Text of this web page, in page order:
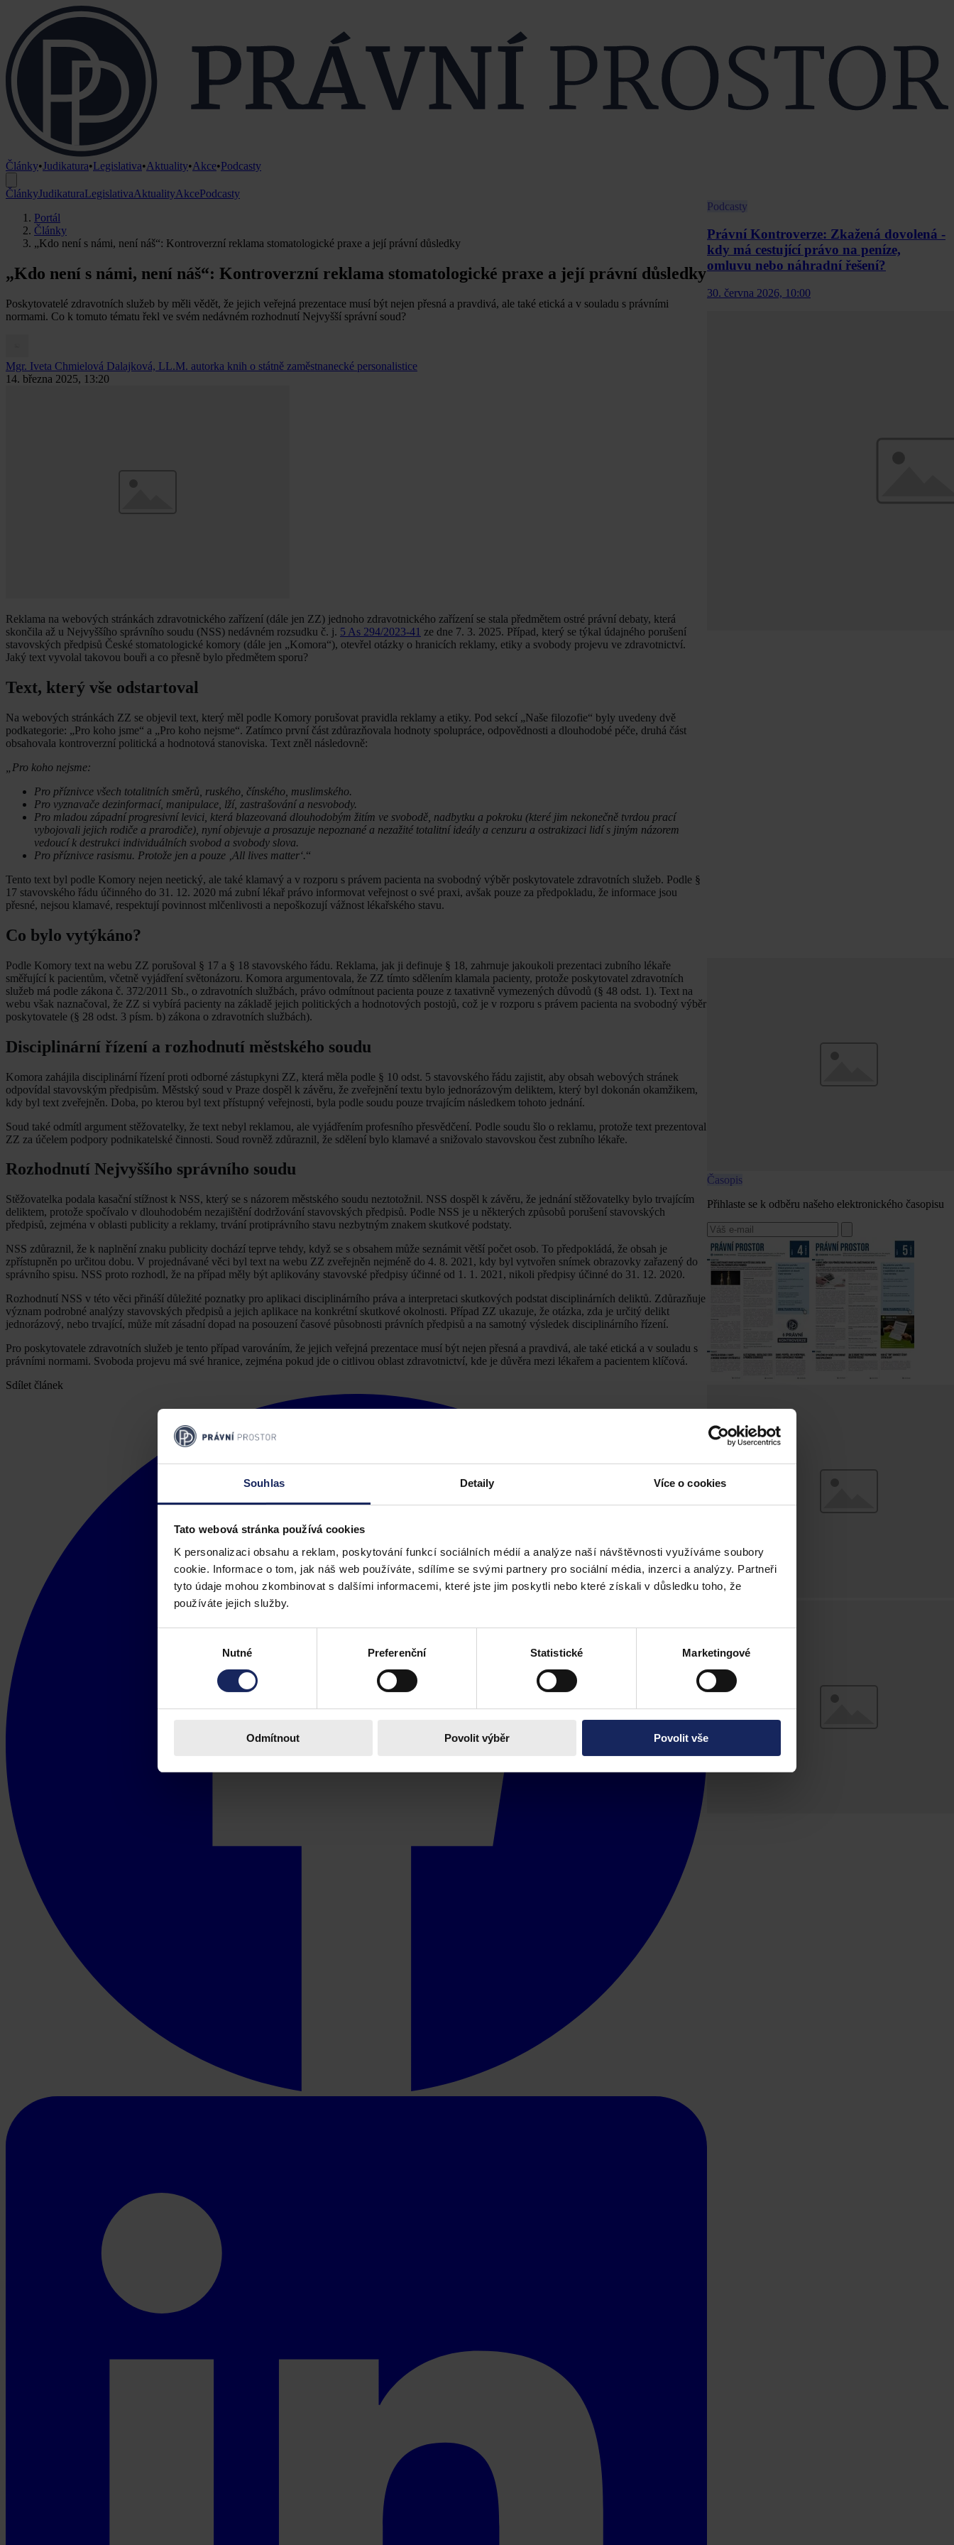
Souhlas Detaily Více o cookies
Tato webová stránka používá cookies
K personalizaci obsahu a reklam, poskytování funkcí sociálních médií a analýze naší návštěvnosti využíváme soubory
cookie. Informace o tom, jak náš web používáte, sdílíme se svými partnery pro sociální média, inzerci a analýzy. Partneři
tyto údaje mohou zkombinovat s dalšími informacemi, které jste jim poskytli nebo které získali v důsledku toho, že
používáte jejich služby.
Nutné Preferenční Statistické Marketingové
Odmítnout Povolit výběr Povolit vše
Články•Judikatura•Legislativa•Aktuality•Akce•Podcasty
ČlánkyJudikaturaLegislativaAktualityAkcePodcasty
Portál
Články
„Kdo není s námi, není náš“: Kontroverzní reklama stomatologické praxe a její právní důsledky
„Kdo není s námi, není náš“: Kontroverzní reklama stomatologické praxe a její právní důsledky
Poskytovatelé zdravotních služeb by měli vědět, že jejich veřejná prezentace musí být nejen přesná a pravdivá, ale také etická a v souladu s právními
normami. Co k tomuto tématu řekl ve svém nedávném rozhodnutí Nejvyšší správní soud?
Mgr. Iveta Chmielová Dalajková, LL.M. autorka knih o státně zaměstnanecké personalistice
14. března 2025, 13:20
Reklama na webových stránkách zdravotnického zařízení (dále jen ZZ) jednoho zdravotnického zařízení se stala předmětem ostré právní debaty, která
skončila až u Nejvyššího správního soudu (NSS) nedávném rozsudku č. j. 5 As 294/2023-41 ze dne 7. 3. 2025. Případ, který se týkal údajného porušení
stavovských předpisů České stomatologické komory (dále jen „Komora“), otevřel otázky o hranicích reklamy, etiky a svobody projevu ve zdravotnictví.
Jaký text vyvolal takovou bouři a co přesně bylo předmětem sporu?
Text, který vše odstartoval
Na webových stránkách ZZ se objevil text, který měl podle Komory porušovat pravidla reklamy a etiky. Pod sekcí „Naše filozofie“ byly uvedeny dvě
podkategorie: „Pro koho jsme“ a „Pro koho nejsme“. Zatímco první část zdůrazňovala hodnoty spolupráce, odpovědnosti a dlouhodobé péče, druhá část
obsahovala kontroverzní politická a hodnotová stanoviska. Text zněl následovně:
„Pro koho nejsme:
Pro příznivce všech totalitních směrů, ruského, čínského, muslimského.
Pro vyznavače dezinformací, manipulace, lží, zastrašování a nesvobody.
Pro mladou západní progresivní levici, která blazeovaná dlouhodobým žitím ve svobodě, nadbytku a pokroku (které jim nekonečně tvrdou prací
vybojovali jejich rodiče a prarodiče), nyní objevuje a prosazuje nepoznané a nezažité totalitní ideály a cenzuru a ostrakizaci lidí s jiným názorem
vedoucí k destrukci individuálních svobod a svobody slova.
Pro příznivce rasismu. Protože jen a pouze ‚All lives matter‘.“
Tento text byl podle Komory nejen neetický, ale také klamavý a v rozporu s právem pacienta na svobodný výběr poskytovatele zdravotních služeb. Podle §
17 stavovského řádu účinného do 31. 12. 2020 má zubní lékař právo informovat veřejnost o své praxi, avšak pouze za předpokladu, že informace jsou
přesné, nejsou klamavé, respektují povinnost mlčenlivosti a nepoškozují vážnost lékařského stavu.
Co bylo vytýkáno?
Podle Komory text na webu ZZ porušoval § 17 a § 18 stavovského řádu. Reklama, jak ji definuje § 18, zahrnuje jakoukoli prezentaci zubního lékaře
směřující k pacientům, včetně vyjádření světonázoru. Komora argumentovala, že ZZ tímto sdělením klamala pacienty, protože poskytovatel zdravotních
služeb má podle zákona č. 372/2011 Sb., o zdravotních službách, právo odmítnout pacienta pouze z taxativně vymezených důvodů (§ 48 odst. 1). Text na
webu však naznačoval, že ZZ si vybírá pacienty na základě jejich politických a hodnotových postojů, což je v rozporu s právem pacienta na svobodný výběr
poskytovatele (§ 28 odst. 3 písm. b) zákona o zdravotních službách).
Disciplinární řízení a rozhodnutí městského soudu
Komora zahájila disciplinární řízení proti odborné zástupkyni ZZ, která měla podle § 10 odst. 5 stavovského řádu zajistit, aby obsah webových stránek
odpovídal stavovským předpisům. Městský soud v Praze dospěl k závěru, že zveřejnění textu bylo jednorázovým deliktem, který byl dokonán okamžikem,
kdy byl text zveřejněn. Doba, po kterou byl text přístupný veřejnosti, byla podle soudu pouze trvajícím následkem tohoto jednání.
Soud také odmítl argument stěžovatelky, že text nebyl reklamou, ale vyjádřením profesního přesvědčení. Podle soudu šlo o reklamu, protože text prezentoval
ZZ za účelem podpory podnikatelské činnosti. Soud rovněž zdůraznil, že sdělení bylo klamavé a snižovalo stavovskou čest zubního lékaře.
Rozhodnutí Nejvyššího správního soudu
Stěžovatelka podala kasační stížnost k NSS, který se s názorem městského soudu neztotožnil. NSS dospěl k závěru, že jednání stěžovatelky bylo trvajícím
deliktem, protože spočívalo v dlouhodobém nezajištění dodržování stavovských předpisů. Podle NSS je u některých způsobů porušení stavovských
předpisů, zejména v oblasti publicity a reklamy, trvání protiprávního stavu nezbytným znakem skutkové podstaty.
NSS zdůraznil, že k naplnění znaku publicity dochází teprve tehdy, když se s obsahem může seznámit větší počet osob. To předpokládá, že obsah je
zpřístupněn po určitou dobu. V projednávané věci byl text na webu ZZ zveřejněn nejméně do 4. 8. 2021, kdy byl vytvořen snímek obrazovky zařazený do
správního spisu. NSS proto rozhodl, že na případ měly být aplikovány stavovské předpisy účinné od 1. 1. 2021, nikoli předpisy účinné do 31. 12. 2020.
Rozhodnutí NSS v této věci přináší důležité poznatky pro aplikaci disciplinárního práva a interpretaci skutkových podstat disciplinárních deliktů. Zdůrazňuje
význam podrobné analýzy stavovských předpisů a jejich aplikace na konkrétní skutkové okolnosti. Případ ZZ ukazuje, že otázka, zda je určitý delikt
jednorázový, nebo trvající, může mít zásadní dopad na posouzení časové působnosti právních předpisů a na samotný výsledek disciplinárního řízení.
Pro poskytovatele zdravotních služeb je tento případ varováním, že jejich veřejná prezentace musí být nejen přesná a pravdivá, ale také etická a v souladu s
právními normami. Svoboda projevu má své hranice, zejména pokud jde o citlivou oblast zdravotnictví, kde je důvěra mezi lékařem a pacientem klíčová.
Sdílet článek
Podcasty
Právní Kontroverze: Zkažená dovolená -
kdy má cestující právo na peníze,
omluvu nebo náhradní řešení?
30. června 2026, 10:00
Časopis
Přihlaste se k odběru našeho elektronického časopisu